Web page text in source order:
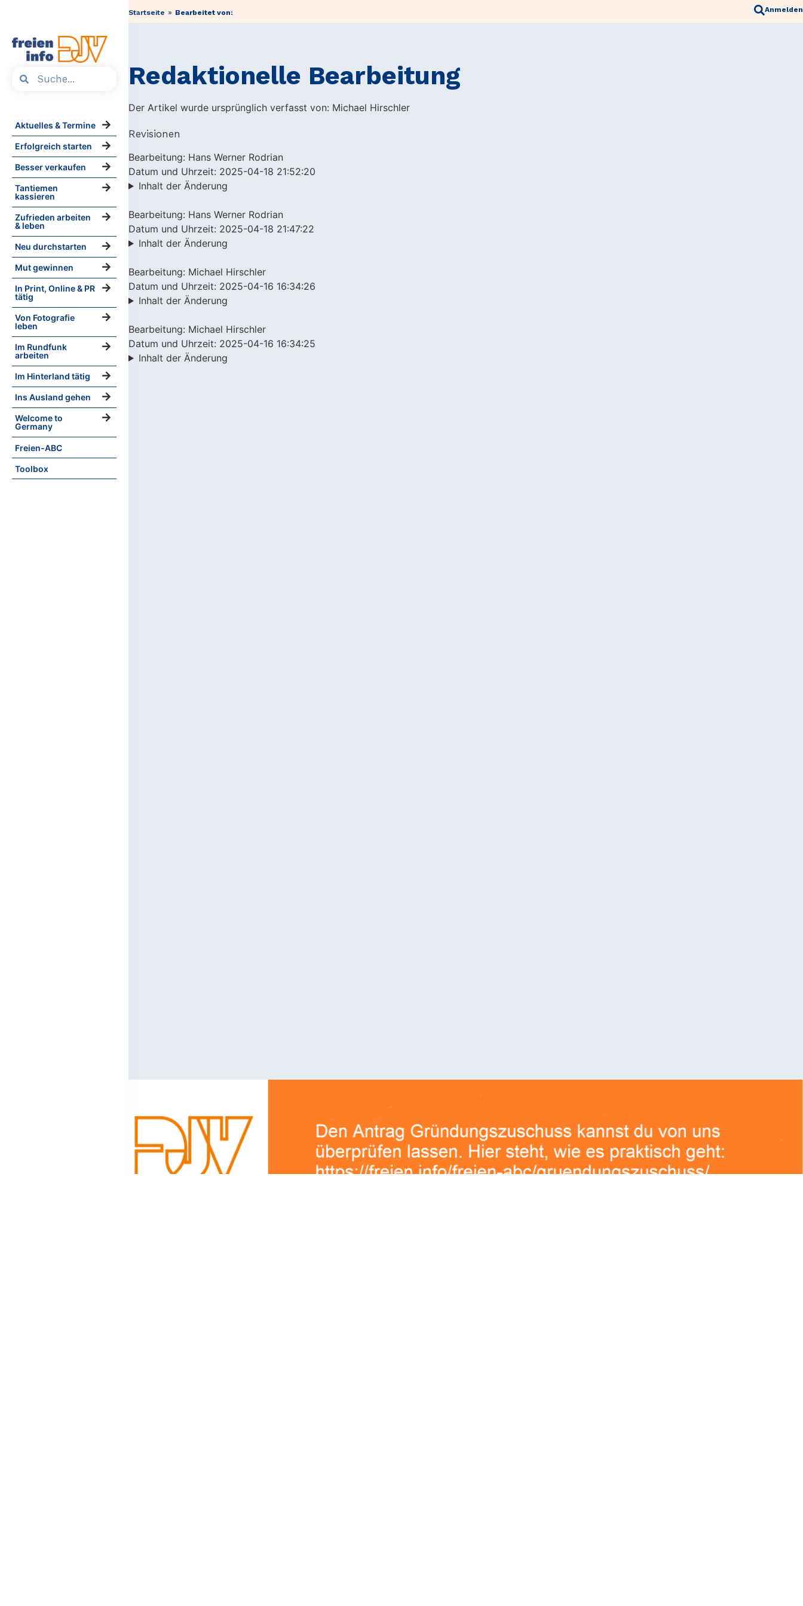
Aktuelles & Termine
Erfolgreich starten
Besser verkaufen
Tantiemen
kassieren
Zufrieden arbeiten
& leben
Neu durchstarten
Mut gewinnen
In Print, Online & PR
tätig
Von Fotografie
leben
Im Rundfunk
arbeiten
Im Hinterland tätig
Ins Ausland gehen
Welcome to
Germany
Freien-ABC
Toolbox
Startseite » Bearbeitet von: Anmelden
Redaktionelle Bearbeitung
Der Artikel wurde ursprünglich verfasst von: Michael Hirschler
Revisionen
Bearbeitung: Hans Werner Rodrian
Datum und Uhrzeit: 2025-04-18 21:52:20
Inhalt der Änderung
Bearbeitung: Hans Werner Rodrian
Datum und Uhrzeit: 2025-04-18 21:47:22
Inhalt der Änderung
Bearbeitung: Michael Hirschler
Datum und Uhrzeit: 2025-04-16 16:34:26
Inhalt der Änderung
Bearbeitung: Michael Hirschler
Datum und Uhrzeit: 2025-04-16 16:34:25
Inhalt der Änderung